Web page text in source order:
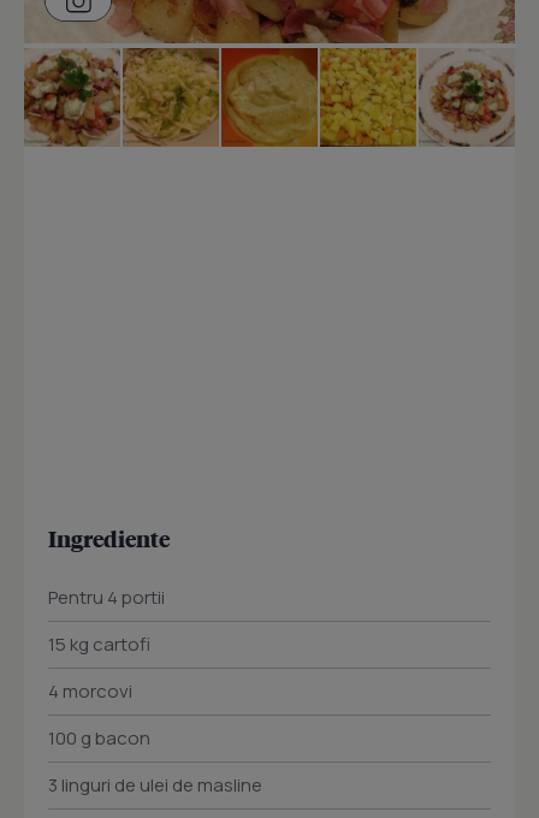
Ingrediente
Pentru 4 portii
15 kg cartofi
4 morcovi
100 g bacon
3 linguri de ulei de masline